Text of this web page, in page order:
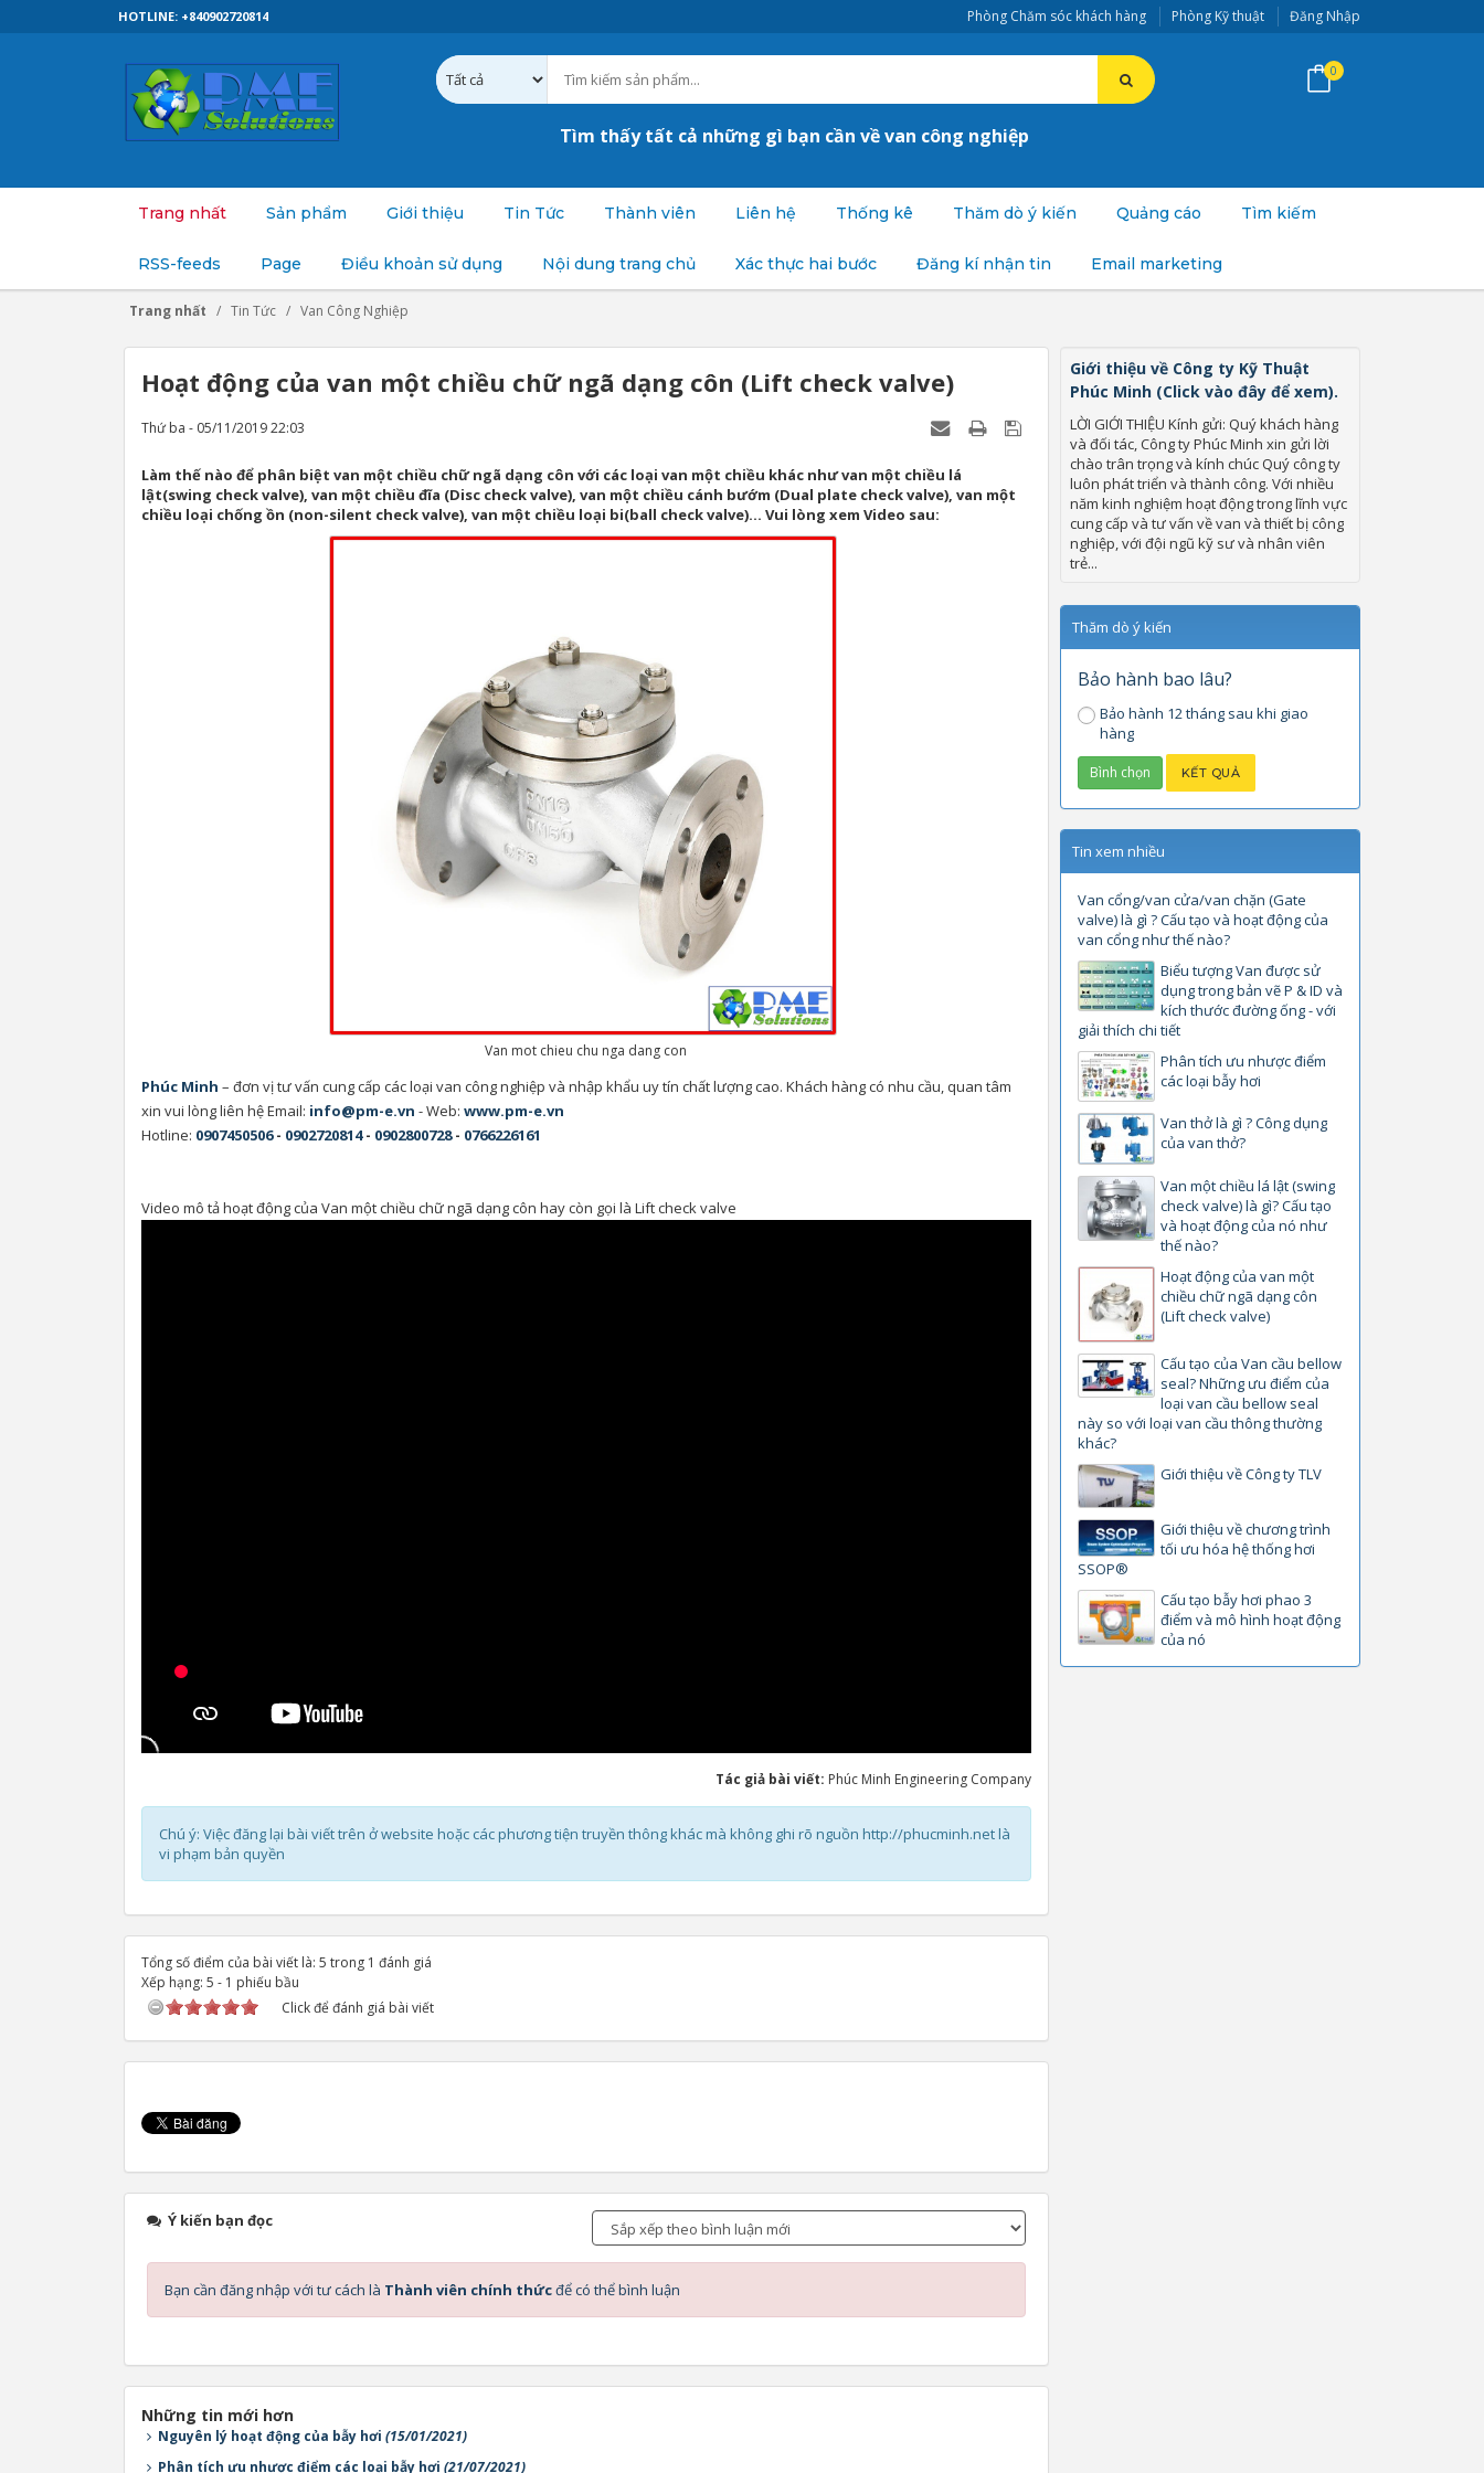
Phòng Chăm sóc khách hàng Phòng Kỹ thuật Đăng Nhập
HOTLINE: +840902720814
Tìm thấy tất cả những gì bạn cần về van công nghiệp
0
Trang nhất Sản phẩm Giới thiệu Tin Tức Thành viên Liên hệ Thống kê Thăm dò ý kiến Quảng cáo Tìm kiếm
RSS-feeds Page Điều khoản sử dụng Nội dung trang chủ Xác thực hai bước Đăng kí nhận tin Email marketing
Trang nhất Tin Tức Van Công Nghiệp
Hoạt động của van một chiều chữ ngã dạng côn (Lift check valve)
Thứ ba - 05/11/2019 22:03
Làm thế nào để phân biệt van một chiều chữ ngã dạng côn với các loại van một chiều khác như van một chiều lá
lật(swing check valve), van một chiều đĩa (Disc check valve), van một chiều cánh bướm (Dual plate check valve), van một
chiều loại chống ồn (non-silent check valve), van một chiều loại bi(ball check valve)... Vui lòng xem Video sau:
Van mot chieu chu nga dang con
Phúc Minh – đơn vị tư vấn cung cấp các loại van công nghiệp và nhập khẩu uy tín chất lượng cao. Khách hàng có nhu cầu, quan tâm
xin vui lòng liên hệ Email: info@pm-e.vn - Web: www.pm-e.vn
Hotline: 0907450506- 0902720814- 0902800728- 0766226161
Video mô tả hoạt động của Van một chiều chữ ngã dạng côn hay còn gọi là Lift check valve
Tác giả bài viết: Phúc Minh Engineering Company
Chú ý: Việc đăng lại bài viết trên ở website hoặc các phương tiện truyền thông khác mà không ghi rõ nguồn http://phucminh.net là
vi phạm bản quyền
Tổng số điểm của bài viết là: 5 trong 1 đánh giá
Xếp hạng: 5 - 1 phiếu bầu
Click để đánh giá bài viết
Ý kiến bạn đọc
Bạn cần đăng nhập với tư cách là Thành viên chính thứcđể có thể bình luận
Những tin mới hơn
Nguyên lý hoạt động của bẫy hơi (15/01/2021)
Phân tích ưu nhược điểm các loại bẫy hơi (21/07/2021)
Giới thiệu về Công ty Kỹ Thuật
Phúc Minh (Click vào đây để xem).
LỜI GIỚI THIỆU Kính gửi: Quý khách hàng
và đối tác, Công ty Phúc Minh xin gửi lời
chào trân trọng và kính chúc Quý công ty
luôn phát triển và thành công. Với nhiều
năm kinh nghiệm hoạt động trong lĩnh vực
cung cấp và tư vấn về van và thiết bị công
nghiệp, với đội ngũ kỹ sư và nhân viên
trẻ...
Thăm dò ý kiến
Bảo hành bao lâu?
Bảo hành 12 tháng sau khi giao
hàng
Tin xem nhiều
Van cổng/van cửa/van chặn (Gate
valve) là gì ? Cấu tạo và hoạt động của
van cổng như thế nào?
Biểu tượng Van được sử
dụng trong bản vẽ P & ID và
kích thước đường ống - với
giải thích chi tiết
Phân tích ưu nhược điểm
các loại bẫy hơi
Van thở là gì ? Công dụng
của van thở?
Van một chiều lá lật (swing
check valve) là gì? Cấu tạo
và hoạt động của nó như
thế nào?
Hoạt động của van một
chiều chữ ngã dạng côn
(Lift check valve)
Cấu tạo của Van cầu bellow
seal? Những ưu điểm của
loại van cầu bellow seal
này so với loại van cầu thông thường
khác?
Giới thiệu về Công ty TLV
Giới thiệu về chương trình
tối ưu hóa hệ thống hơi
SSOP®
Cấu tạo bẫy hơi phao 3
điểm và mô hình hoạt động
của nó